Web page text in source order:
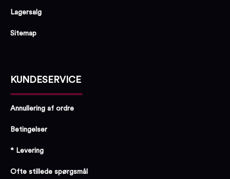
Lagersalg
Sitemap
KUNDESERVICE
Annullering af ordre
Betingelser
* Levering
Ofte stillede spørgsmål